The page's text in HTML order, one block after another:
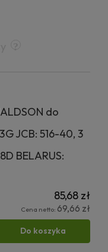
do
JCB: 516-40, 3
BELARUS:
85,68 zł
Cena netto: 69,66 zł
Do koszyka